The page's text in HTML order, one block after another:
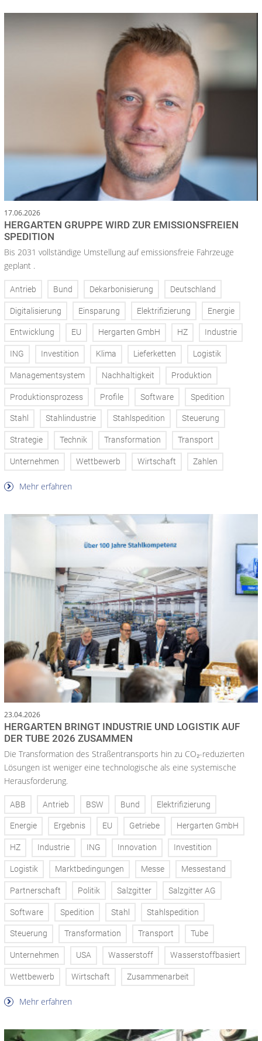
17.06.2026
HERGARTEN GRUPPE WIRD ZUR EMISSIONSFREIEN
SPEDITION
Bis 2031 vollständige Umstellung auf emissionsfreie Fahrzeuge
geplant .
Antrieb Bund Dekarbonisierung Deutschland
Digitalisierung Einsparung Elektrifizierung Energie
Entwicklung EU Hergarten GmbH HZ Industrie
ING Investition Klima Lieferketten Logistik
Managementsystem Nachhaltigkeit Produktion
Produktionsprozess Profile Software Spedition
Stahl Stahlindustrie Stahlspedition Steuerung
Strategie Technik Transformation Transport
Unternehmen Wettbewerb Wirtschaft Zahlen
Mehr erfahren
23.04.2026
HERGARTEN BRINGT INDUSTRIE UND LOGISTIK AUF
DER TUBE 2026 ZUSAMMEN
Die Transformation des Straßentransports hin zu CO₂-reduzierten
Lösungen ist weniger eine technologische als eine systemische
Herausforderung.
ABB Antrieb BSW Bund Elektrifizierung
Energie Ergebnis EU Getriebe Hergarten GmbH
HZ Industrie ING Innovation Investition
Logistik Marktbedingungen Messe Messestand
Partnerschaft Politik Salzgitter Salzgitter AG
Software Spedition Stahl Stahlspedition
Steuerung Transformation Transport Tube
Unternehmen USA Wasserstoff Wasserstoffbasiert
Wettbewerb Wirtschaft Zusammenarbeit
Mehr erfahren